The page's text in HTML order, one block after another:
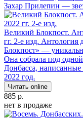
Захар Прилепин —
Великий Блокпост.
гг. 2-е изд. Антология
Блокпост» —
Она собрала под
Донбасса,
2022 год.
Читать online
885 р.
нет в продаже